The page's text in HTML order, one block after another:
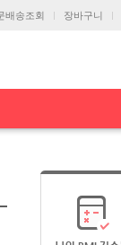
배송조회 장바구니